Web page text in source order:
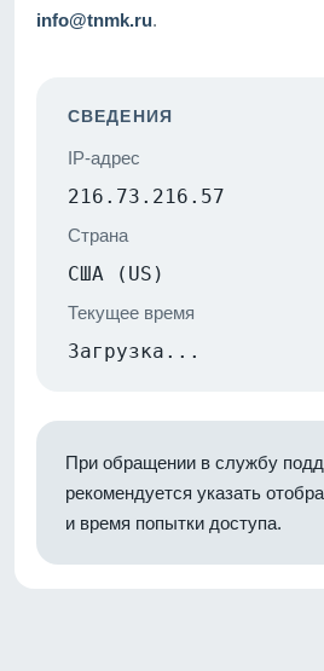
info@tnmk.ru.
СВЕДЕНИЯ
IP-адрес
216.73.216.57
Страна
США (US)
Текущее время
Загрузка...
При обращении в службу
рекомендуется указать
и время попытки доступа.